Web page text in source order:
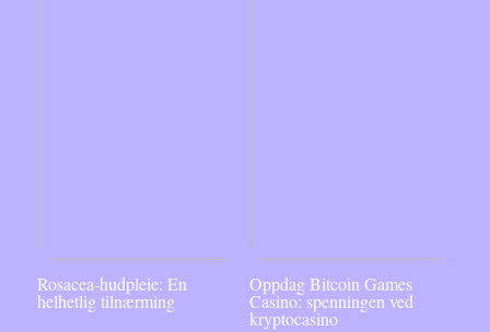
Rosacea-hudpleie: En
helhetlig tilnærming
Oppdag Bitcoin Games
Casino: spenningen ved
kryptocasino